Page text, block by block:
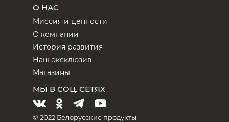
О НАС
Миссия и ценности
О компании
История развития
Наш эксклюзив
Магазины
МЫ В СОЦ. СЕТЯХ
© 2022 Белорусские продукты